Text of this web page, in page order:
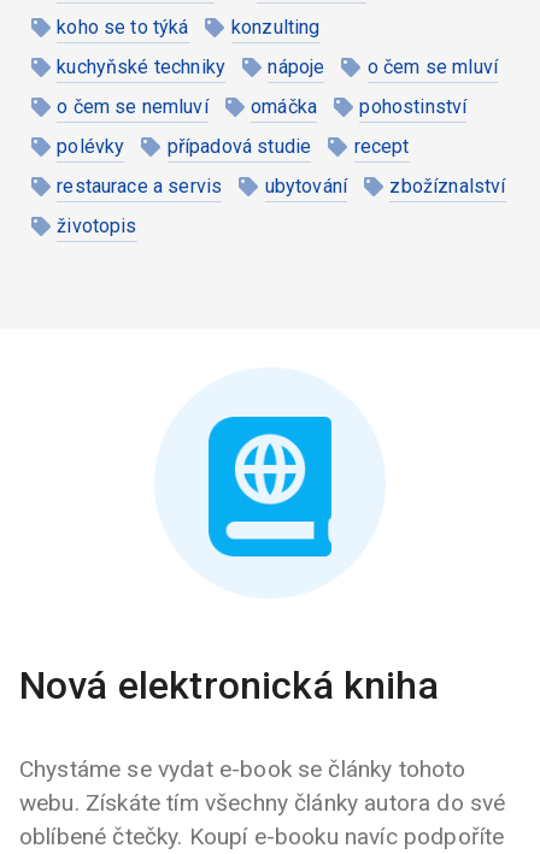
koho se to týká
konzulting
kuchyňské techniky
nápoje
o čem se mluví
o čem se nemluví
omáčka
pohostinství
polévky
případová studie
recept
restaurace a servis
ubytování
zbožíznalství
životopis
Nová elektronická kniha
Chystáme se vydat e-book se články tohoto
webu. Získáte tím všechny články autora do své
oblíbené čtečky. Koupí e-booku navíc podpoříte